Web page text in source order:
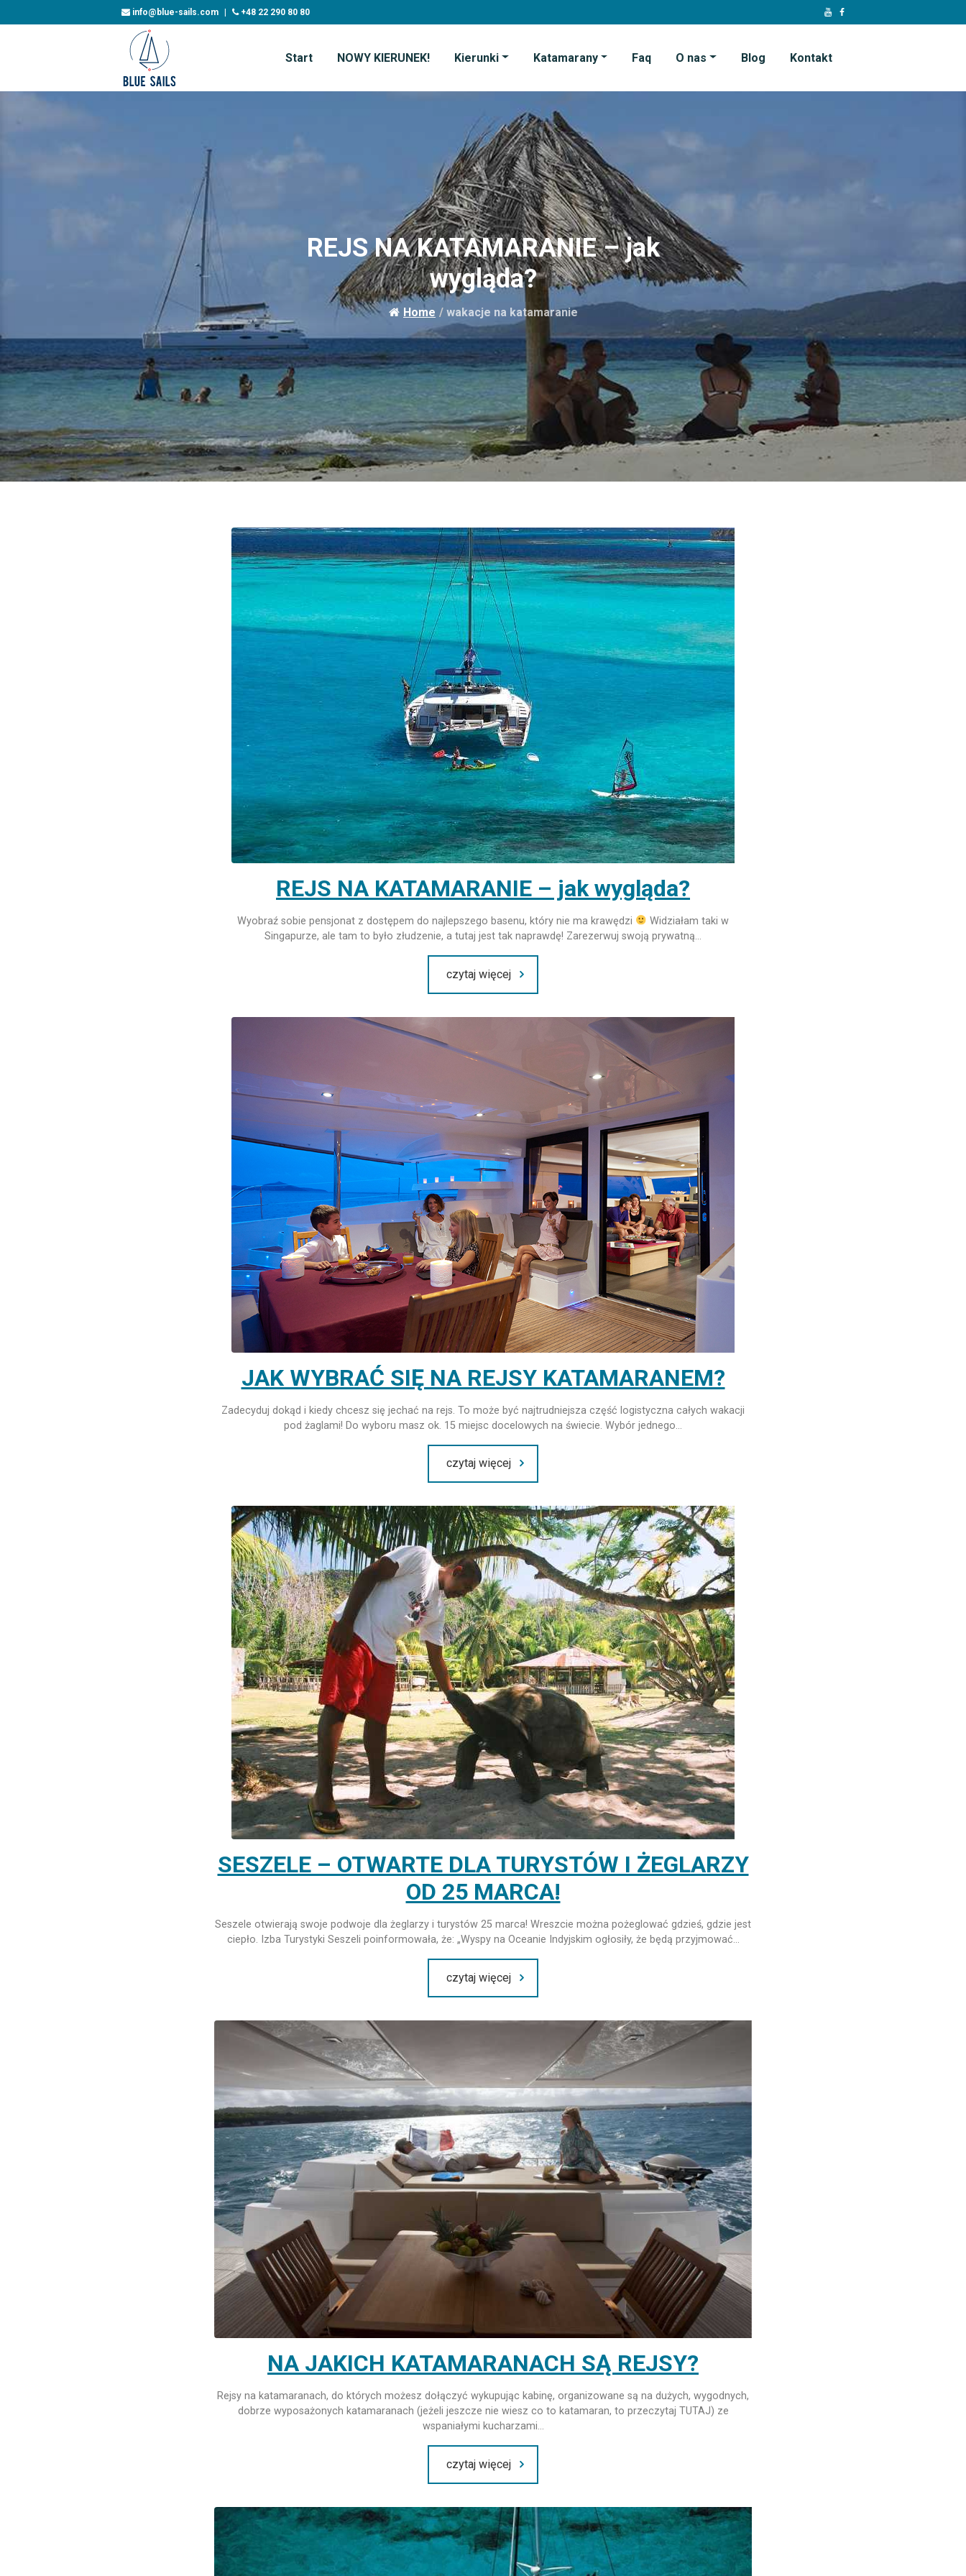
info@blue-sails.com +48 22 290 80 80
Start NOWY KIERUNEK! Kierunki Katamarany Faq O nas Blog Kontakt
REJS NA KATAMARANIE – jak
wygląda?
Home / wakacje na katamaranie
REJS NA KATAMARANIE – jak wygląda?
Wyobraź sobie pensjonat z dostępem do najlepszego basenu, który nie ma krawędzi
Widziałam taki w
Singapurze, ale tam to było złudzenie, a tutaj jest tak naprawdę! Zarezerwuj swoją prywatną…
czytaj więcej
JAK WYBRAĆ SIĘ NA REJSY KATAMARANEM?
Zadecyduj dokąd i kiedy chcesz się jechać na rejs. To może być najtrudniejsza część logistyczna całych wakacji
pod żaglami! Do wyboru masz ok. 15 miejsc docelowych na świecie. Wybór jednego…
czytaj więcej
SESZELE – OTWARTE DLA TURYSTÓW I ŻEGLARZY
OD 25 MARCA!
Seszele otwierają swoje podwoje dla żeglarzy i turystów 25 marca! Wreszcie można pożeglować gdzieś, gdzie jest
ciepło. Izba Turystyki Seszeli poinformowała, że: „Wyspy na Oceanie Indyjskim ogłosiły, że ​​będą przyjmować…
czytaj więcej
NA JAKICH KATAMARANACH SĄ REJSY?
Rejsy na katamaranach, do których możesz dołączyć wykupując kabinę, organizowane są na dużych, wygodnych,
dobrze wyposażonych katamaranach (jeżeli jeszcze nie wiesz co to katamaran, to przeczytaj TUTAJ) ze
wspaniałymi kucharzami…
czytaj więcej